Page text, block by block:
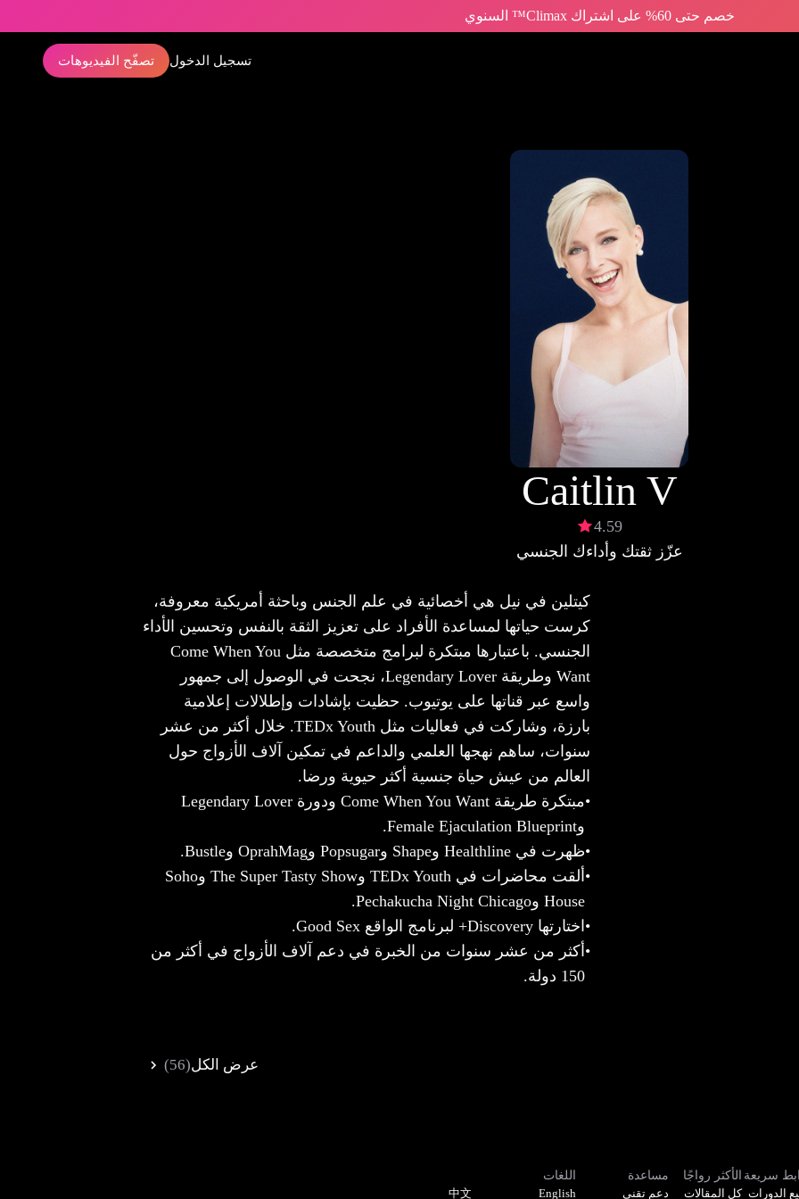
خصم حتى 60% على اشتراك Climax™ السنوي
تسجيل الدخول تصفّح الفيديوهات
Caitlin V
4.59
عزّز ثقتك وأداءك الجنسي
كيتلين في نيل هي أخصائية في علم الجنس وباحثة أمريكية معروفة،
كرست حياتها لمساعدة الأفراد على تعزيز الثقة بالنفس وتحسين الأداء
الجنسي. باعتبارها مبتكرة لبرامج متخصصة مثل Come When You
Want وطريقة Legendary Lover، نجحت في الوصول إلى جمهور
واسع عبر قناتها على يوتيوب. حظيت بإشادات وإطلالات إعلامية
بارزة، وشاركت في فعاليات مثل TEDx Youth. خلال أكثر من عشر
سنوات، ساهم نهجها العلمي والداعم في تمكين آلاف الأزواج حول
العالم من عيش حياة جنسية أكثر حيوية ورضا.
•
مبتكرة طريقة Come When You Want ودورة Legendary Lover
وFemale Ejaculation Blueprint.
•ظهرت في Healthline وShape وPopsugar وOprahMag وBustle.
•
ألقت محاضرات في TEDx Youth وThe Super Tasty Show وSoho
House وPechakucha Night Chicago.
•اختارتها Discovery+ لبرنامج الواقع Good Sex.
•أكثر من عشر سنوات من الخبرة في دعم آلاف الأزواج في أكثر من
150 دولة.
عرض الكل(56)
سريعة
الدورات
الأكثر رواجًا
كل المقالات
مساعدة
دعم تقني
اللغات
English
中文